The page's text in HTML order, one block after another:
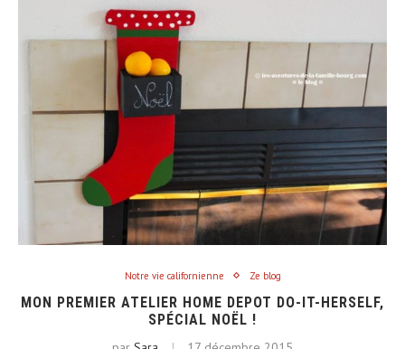
Notre vie californienne Ze blog
MON PREMIER ATELIER HOME DEPOT DO-IT-HERSELF,
SPÉCIAL NOËL !